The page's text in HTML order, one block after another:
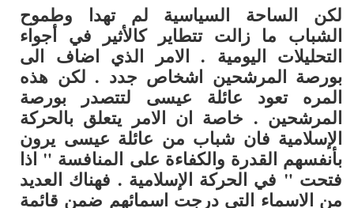
لكن الساحة السياسية لم تهدا وطموح
الشباب ما زالت تتطاير كالأثير في أجواء
التحليلات اليومية . الامر الذي اضاف الى
بورصة المرشحين اشخاص جدد . لكن هذه
المره تعود عائلة عيسى لتتصدر بورصة
المرشحين . خاصة ان الامر يتعلق بالحركة
الإسلامية فان شباب من عائلة عيسى يرون
بأنفسهم القدرة والكفاءة على المنافسة " اذا
فتحت " في الحركة الإسلامية . فهناك العديد
من الاسماء التي درجت اسمائهم ضمن قائمة